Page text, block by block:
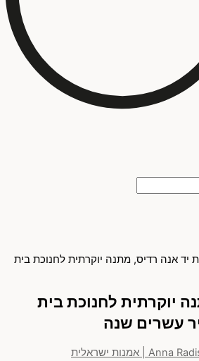
יוקרתית לחנוכת בית
עשרים שנה